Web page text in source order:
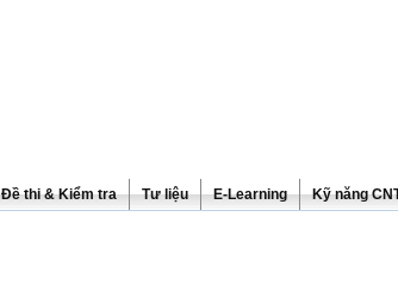
Đề thi & Kiểm tra Tư liệu E-Learning Kỹ năng